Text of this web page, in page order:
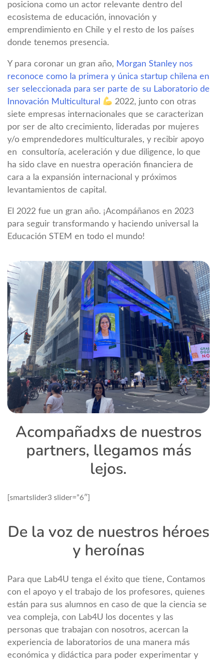
posiciona como un actor relevante dentro del
ecosistema de educación, innovación y
emprendimiento en Chile y el resto de los países
donde tenemos presencia.
Y para coronar un gran año, Morgan Stanley nos
reconoce como la primera y única startup chilena en
ser seleccionada para ser parte de su Laboratorio de
Innovación Multicultural
2022, junto con otras
siete empresas internacionales que se caracterizan
por ser de alto crecimiento, lideradas por mujeres
y/o emprendedores multiculturales, y recibir apoyo
en consultoría, aceleración y due diligence, lo que
ha sido clave en nuestra operación financiera de
cara a la expansión internacional y próximos
levantamientos de capital.
El 2022 fue un gran año. ¡Acompáñanos en 2023
para seguir transformando y haciendo universal la
Educación STEM en todo el mundo!
Acompañadxs de nuestros
partners, llegamos más
lejos.
[smartslider3 slider=”6″]
De la voz de nuestros héroes
y heroínas
Para que Lab4U tenga el éxito que tiene, Contamos
con el apoyo y el trabajo de los profesores, quienes
están para sus alumnos en caso de que la ciencia se
vea compleja, con Lab4U los docentes y las
personas que trabajan con nosotros, acercan la
experiencia de laboratorios de una manera más
económica y didáctica para poder experimentar y